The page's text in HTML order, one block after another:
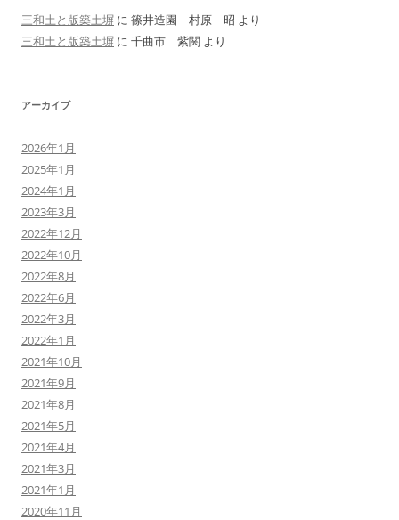
三和土と版築土塀 に 篠井造園 村原 昭 より
三和土と版築土塀 に 千曲市 紫関 より
アーカイブ
2026年1月
2025年1月
2024年1月
2023年3月
2022年12月
2022年10月
2022年8月
2022年6月
2022年3月
2022年1月
2021年10月
2021年9月
2021年8月
2021年5月
2021年4月
2021年3月
2021年1月
2020年11月